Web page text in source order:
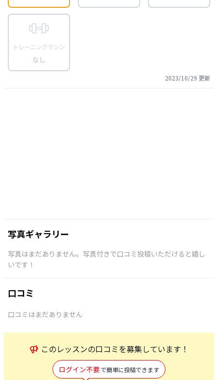
トレーニングマシン
なし
2023/10/29 更新
写真ギャラリー
写真はまだありません。写真付きで口コミ投稿いただけると嬉し
いです！
口コミ
口コミはまだありません
このレッスンの口コミを募集しています！
ログイン不要で簡単に投稿できます